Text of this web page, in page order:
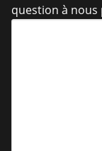
question à nous